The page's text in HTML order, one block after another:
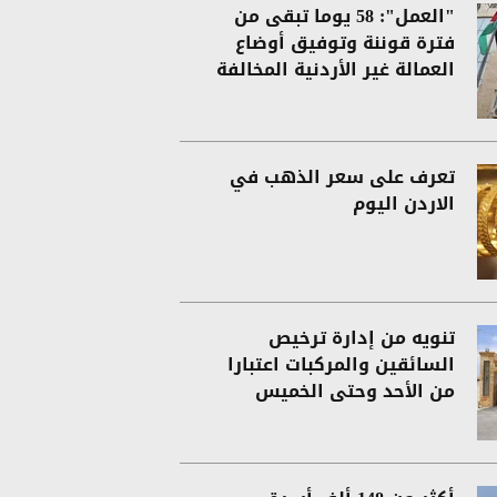
"العمل": 58 يوما تبقى من
فترة قوننة وتوفيق أوضاع
العمالة غير الأردنية المخالفة
تعرف على سعر الذهب في
الاردن اليوم
تنويه من إدارة ترخيص
السائقين والمركبات اعتبارا
من الأحد وحتى الخميس